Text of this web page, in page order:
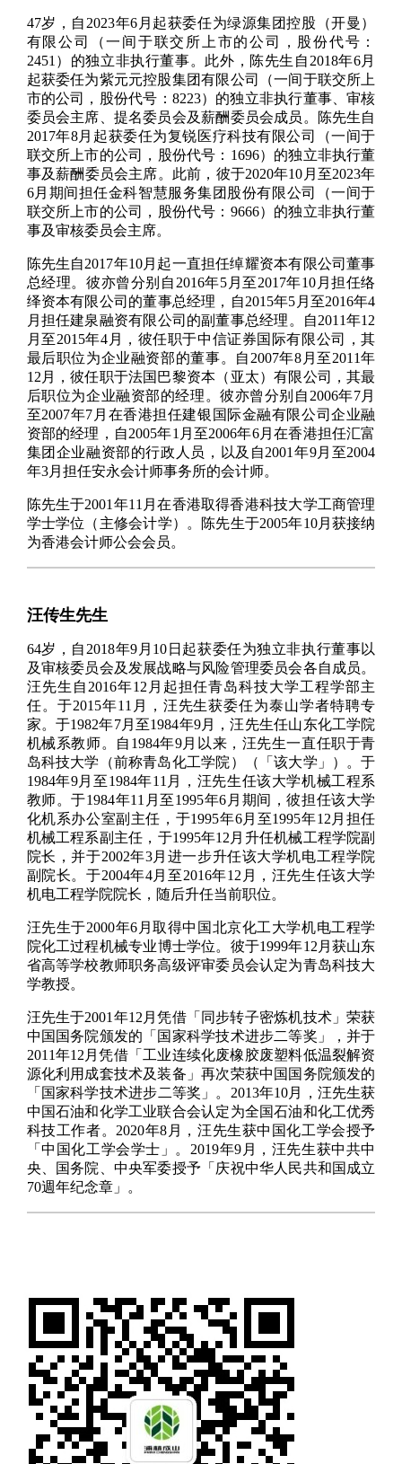
47岁，自2023年6月起获委任为绿源集团控股（开曼）
有限公司（一间于联交所上市的公司，股份代号：
2451）的独立非执行董事。此外，陈先生自2018年6月
起获委任为紫元元控股集团有限公司（一间于联交所上
市的公司，股份代号：8223）的独立非执行董事、审核
委员会主席、提名委员会及薪酬委员会成员。陈先生自
2017年8月起获委任为复锐医疗科技有限公司（一间于
联交所上市的公司，股份代号：1696）的独立非执行董
事及薪酬委员会主席。此前，彼于2020年10月至2023年
6月期间担任金科智慧服务集团股份有限公司（一间于
联交所上市的公司，股份代号：9666）的独立非执行董
事及审核委员会主席。
陈先生自2017年10月起一直担任绰耀资本有限公司董事
总经理。彼亦曾分别自2016年5月至2017年10月担任络
绎资本有限公司的董事总经理，自2015年5月至2016年4
月担任建泉融资有限公司的副董事总经理。自2011年12
月至2015年4月，彼任职于中信证券国际有限公司，其
最后职位为企业融资部的董事。自2007年8月至2011年
12月，彼任职于法国巴黎资本（亚太）有限公司，其最
后职位为企业融资部的经理。彼亦曾分别自2006年7月
至2007年7月在香港担任建银国际金融有限公司企业融
资部的经理，自2005年1月至2006年6月在香港担任汇富
集团企业融资部的行政人员，以及自2001年9月至2004
年3月担任安永会计师事务所的会计师。
陈先生于2001年11月在香港取得香港科技大学工商管理
学士学位（主修会计学）。陈先生于2005年10月获接纳
为香港会计师公会会员。
汪传生先生
64岁，自2018年9月10日起获委任为独立非执行董事以
及审核委员会及发展战略与风险管理委员会各自成员。
汪先生自2016年12月起担任青岛科技大学工程学部主
任。于2015年11月，汪先生获委任为泰山学者特聘专
家。于1982年7月至1984年9月，汪先生任山东化工学院
机械系教师。自1984年9月以来，汪先生一直任职于青
岛科技大学（前称青岛化工学院）（「该大学」）。于
1984年9月至1984年11月，汪先生任该大学机械工程系
教师。于1984年11月至1995年6月期间，彼担任该大学
化机系办公室副主任，于1995年6月至1995年12月担任
机械工程系副主任，于1995年12月升任机械工程学院副
院长，并于2002年3月进一步升任该大学机电工程学院
副院长。于2004年4月至2016年12月，汪先生任该大学
机电工程学院院长，随后升任当前职位。
汪先生于2000年6月取得中国北京化工大学机电工程学
院化工过程机械专业博士学位。彼于1999年12月获山东
省高等学校教师职务高级评审委员会认定为青岛科技大
学教授。
汪先生于2001年12月凭借「同步转子密炼机技术」荣获
中国国务院颁发的「国家科学技术进步二等奖」，并于
2011年12月凭借「工业连续化废橡胶废塑料低温裂解资
源化利用成套技术及装备」再次荣获中国国务院颁发的
「国家科学技术进步二等奖」。2013年10月，汪先生获
中国石油和化学工业联合会认定为全国石油和化工优秀
科技工作者。2020年8月，汪先生获中国化工学会授予
「中国化工学会学士」。2019年9月，汪先生获中共中
央、国务院、中央军委授予「庆祝中华人民共和国成立
70週年纪念章」。